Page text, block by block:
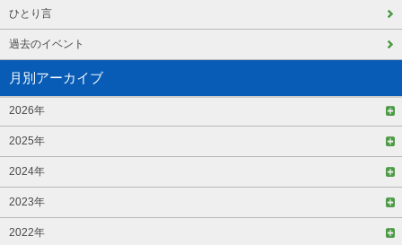
ひとり言
過去のイベント
月別アーカイブ
2026年
2025年
2024年
2023年
2022年